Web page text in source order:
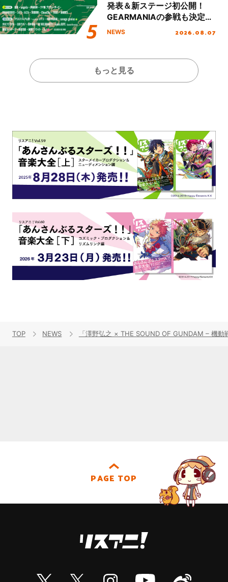
発表＆新ステージ初公開！
GEARMANIAの参戦も決定
し、初となる第3ステージの
NEWS 2026.08.07
もっと見る
TOP NEWS 「澤野弘之 × THE SOUND OF GUNDAM – 機
PAGE TOP